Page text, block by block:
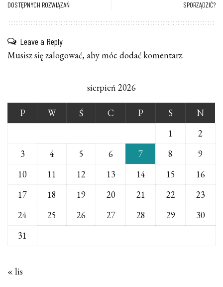
DOSTĘPNYCH ROZWIĄZAŃ
SPORZĄDZIĆ?
Leave a Reply
Musisz sięzalogować, aby móc dodać komentarz.
sierpień 2026
P W Ś C P S
N
1
2
3
4 5 6 7 8
9
10
11 12 13 14 15
16
17
18 19 20 21 22
23
24
25 26 27 28 29
30
31
« lis